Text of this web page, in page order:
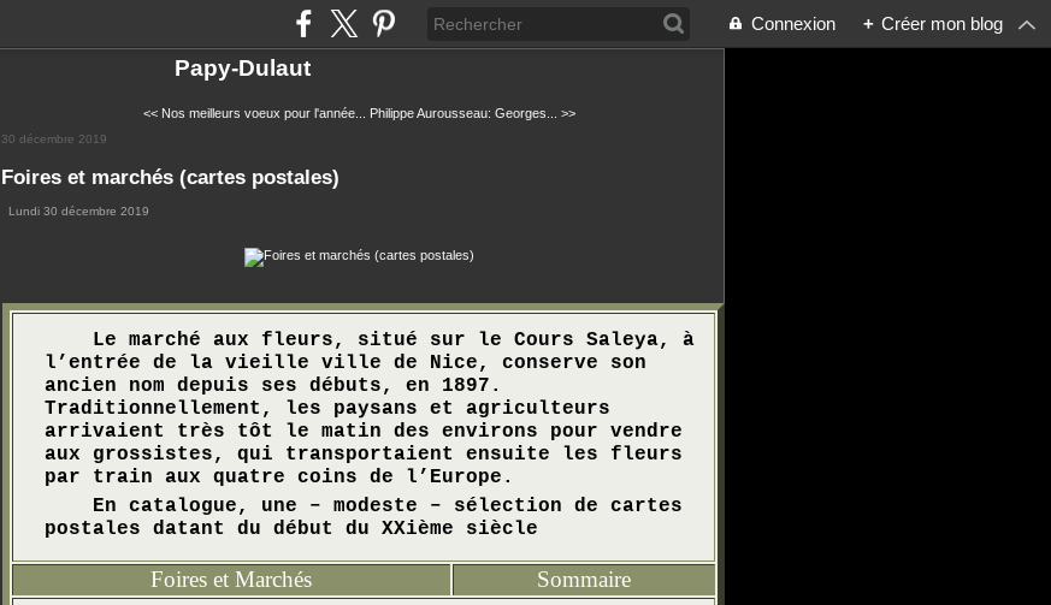
Connexion + Créer mon blog
Papy-Dulaut
<< Nos meilleurs voeux pour l'année... Philippe Aurousseau: Georges... >>
30 décembre 2019
Foires et marchés (cartes postales)
Lundi 30 décembre 2019
Le marché aux fleurs, situé sur le Cours Saleya, à
l’entrée de la vieille ville de Nice, conserve son
ancien nom depuis ses débuts, en 1897.
Traditionnellement, les paysans et agriculteurs
arrivaient très tôt le matin des environs pour vendre
aux grossistes, qui transportaient ensuite les fleurs
par train aux quatre coins de l’Europe.
En catalogue, une – modeste – sélection de cartes
postales datant du début du XXième siècle
Foires et Marchés Sommaire